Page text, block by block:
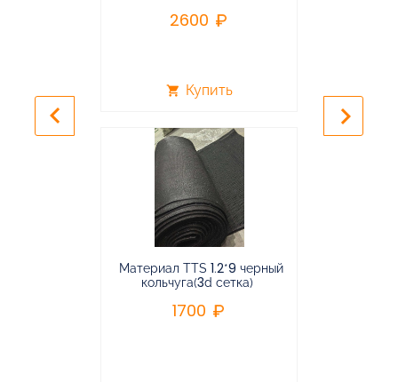
2600
shopping_cart Купить
Материал TTS 1.2*9 черный
кольчуга(3d сетка)
1700
keyboard_arrow_left keyboard_arrow_right